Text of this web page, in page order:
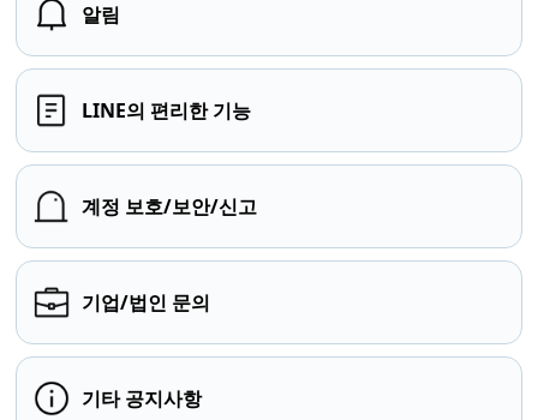
알림
LINE의 편리한 기능
계정 보호/보안/신고
기업/법인 문의
기타 공지사항